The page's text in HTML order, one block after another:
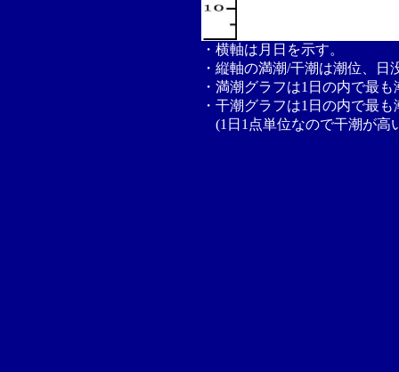
・横軸は月日を示す。
・縦軸の満潮/干潮は潮位、
・満潮グラフは1日の内で最
・干潮グラフは1日の内で最
(1日1点単位なので干潮が高